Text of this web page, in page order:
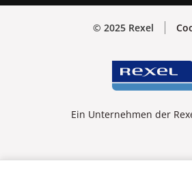
© 2025 Rexel
Ein Unternehmen der